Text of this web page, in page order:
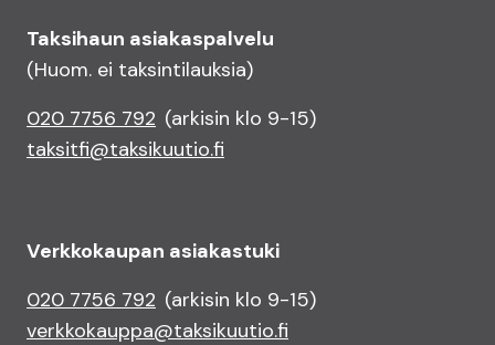
Taksihaun asiakaspalvelu
(Huom. ei taksintilauksia)
020 7756 792 (arkisin klo 9-15)
taksitfi@taksikuutio.fi
Verkkokaupan asiakastuki
020 7756 792 (arkisin klo 9-15)
verkkokauppa@taksikuutio.fi